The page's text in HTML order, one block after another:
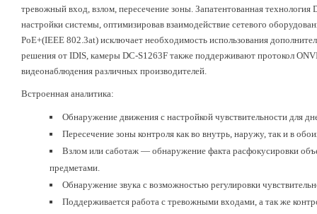
тревожный вход, взлом, пересечение зоны. Запатентованная
настройки системы, оптимизировав взаимодействие сетевого
PoE+(IEEE 802.3at) исключает необходимость использования
решения от IDIS, камеры DC-S1263F также поддерживают протокол
видеонаблюдения различных производителей.
Встроенная аналитика:
Обнаружение движения с настройкой чувствительности для
Пересечение зоны контроля как во внутрь, наружу, так и в
Взлом или саботаж — обнаружение факта расфокусировки
предметами.
Обнаружение звука с возможностью регулировки
Поддерживается работа с тревожными входами, а так же